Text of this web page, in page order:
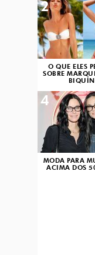
O QUE ELES
SOBRE
BIQUÍNI
2
MODA PARA
ACIMA DOS
4